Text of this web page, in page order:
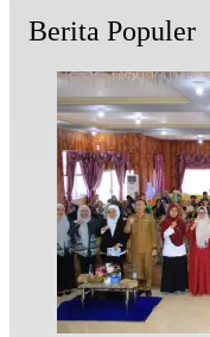
Berita Populer